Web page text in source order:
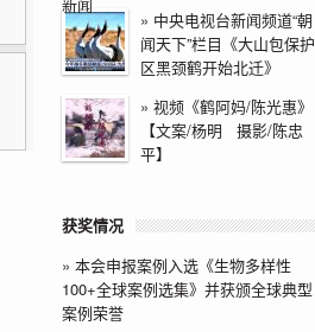
» 中央电视台新闻频道“朝
闻天下”栏目《大山包保护
区黑颈鹤开始北迁》
» 视频《鹤阿妈/陈光惠》
【文案/杨明 摄影/陈忠
平】
获奖情况
» 本会申报案例入选《生物多样性
100+全球案例选集》并获颁全球典型
案例荣誉